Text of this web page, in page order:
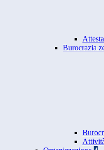
Burocrazia